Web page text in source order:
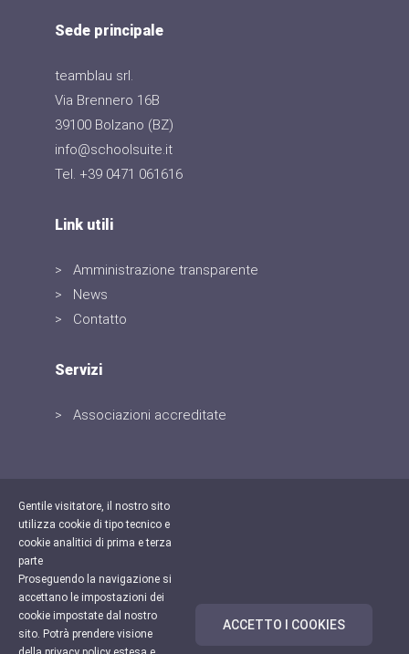
Sede principale
teamblau srl.
Via Brennero 16B
39100 Bolzano (BZ)
info@schoolsuite.it
Tel. +39 0471 061616
Link utili
Amministrazione transparente
News
Contatto
Servizi
Associazioni accreditate
© 2019 schoolSuite - teamblau srl.
Gentile visitatore, il nostro sito
utilizza cookie di tipo tecnico e
cookie analitici di prima e terza
parte
Proseguendo la navigazione si
accettano le impostazioni dei
cookie impostate dal nostro
sito. Potrà prendere visione
ACCETTO I COOKIES